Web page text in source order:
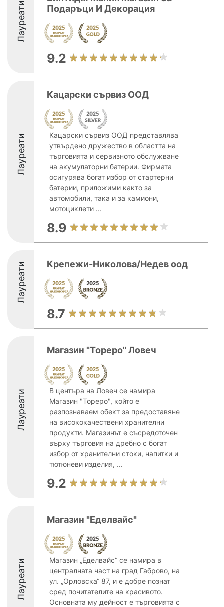
Лауреати
Подаръци И Декорация
9.2
Лауреати
Кацарски сървиз ООД
Кацарски сървиз ООД представлява
утвърдено дружество в областта на
търговията и сервизното обслужване
на акумулаторни батерии. Фирмата
осигурява богат избор от стартерни
батерии, приложими както за
автомобили, така и за камиони,
мотоциклети ...
8.9
Лауреати Крепежи-Николова/Недев оод
8.7
Лауреати
Магазин "Тореро" Ловеч
В центъра на Ловеч се намира
Магазин "Тореро", който е
разпознаваем обект за предоставяне
на висококачествени хранителни
продукти. Магазинът е съсредоточен
върху търговия на дребно с богат
избор от хранителни стоки, напитки и
тютюневи изделия, ...
9.2
Лауреати
Магазин "Еделвайс"
Магазин „Еделвайс“ се намира в
централната част на град Габрово, на
ул. „Орловска“ 87, и е добре познат
сред почитателите на красивото.
Основната му дейност е търговията с